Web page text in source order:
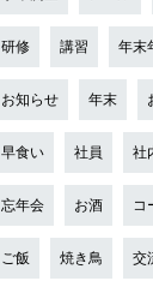
研修 講習 年末
お知らせ 年末
早食い 社員 社
忘年会 お酒 コ
ご飯 焼き鳥 交